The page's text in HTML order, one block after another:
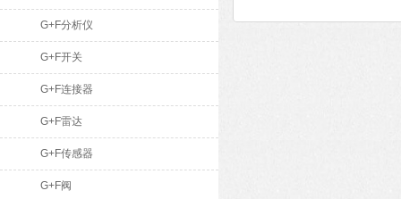
G+F分析仪
G+F开关
G+F连接器
G+F雷达
G+F传感器
G+F阀